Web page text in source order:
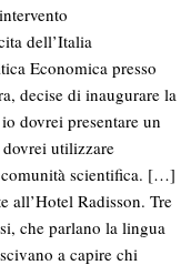
dell’Italia
Economica presso
decise di inaugurare la
dovrei presentare un
utilizzare
comunità scientifica. […]
all’Hotel Radisson. Tre
che parlano la lingua
a capire chi